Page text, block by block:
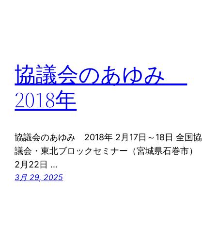
協議会のあゆみ
2018年
協議会のあゆみ 2018年 2月17日～18日 全国協
議会・東北ブロックセミナー（宮城県石巻市）
2月22日 …
3月 29, 2025